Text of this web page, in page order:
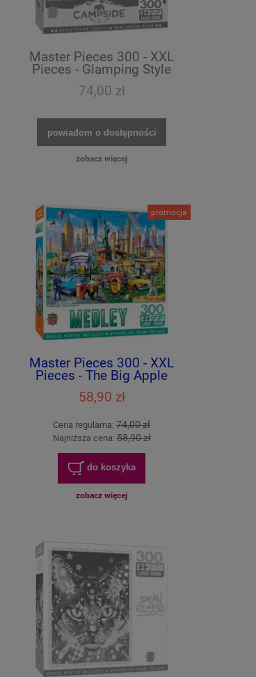
Master Pieces 300 - XXL
Pieces - Glamping Style
74,00 zł
powiadom o dostępności
zobacz więcej
Master Pieces 300 - XXL
Pieces - The Big Apple
58,90 zł
Cena regularna: 74,00 zł
Najniższa cena:58,90 zł
do koszyka
zobacz więcej
promocja